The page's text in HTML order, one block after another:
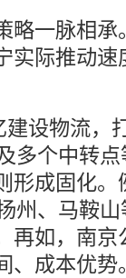
略一脉相
实际推动
设物流，
多个中转
形成固化
州、马鞍
再如，南
、成本优